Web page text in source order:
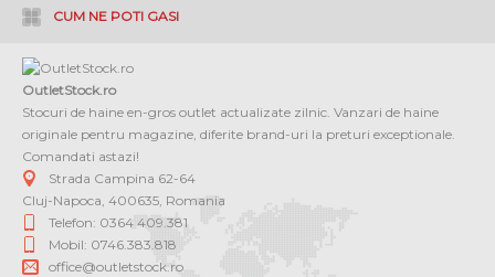
CUM NE POTI GASI
OutletStock.ro
Stocuri de haine en-gros outlet actualizate zilnic. Vanzari de haine
originale pentru magazine, diferite brand-uri la preturi exceptionale.
Comandati astazi!
Strada Campina 62-64
Cluj-Napoca, 400635, Romania
Telefon: 0364 409.381
Mobil: 0746.383.818
office@outletstock.ro